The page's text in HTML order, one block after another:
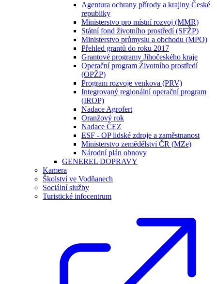
Agentura ochrany přírody a krajiny České
republiky
Ministerstvo pro místní rozvoj (MMR)
Státní fond životního prostředí (SFŽP)
Ministerstvo průmyslu a obchodu (MPO)
Přehled grantů do roku 2017
Grantové programy Jihočeského kraje
Operační program Životního prostředí
(OPŽP)
Program rozvoje venkova (PRV)
Integrovaný regionální operační program
(IROP)
Nadace Agrofert
Oranžový rok
Nadace ČEZ
ESF - OP lidské zdroje a zaměstnanost
Ministerstvo zemědělství ČR (MZe)
Národní plán obnovy
GENEREL DOPRAVY
Kamera
Školství ve Vodňanech
Sociální služby
Turistické infocentrum